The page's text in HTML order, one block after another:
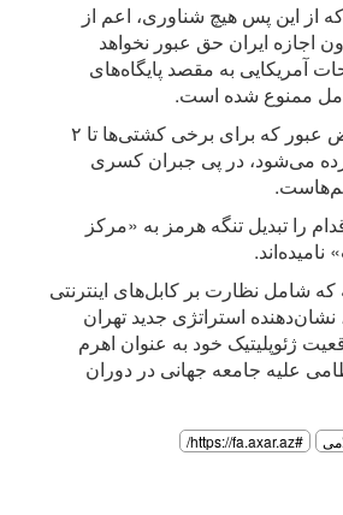
که از این پس هیچ شناوری، اعم از
اجازه ایران حق عبور نخواهد
آمریکایی به مقصد پایگاه‌های
ممنوع شده است.
تهران با وضع عوارض عبور که برای برخی کشتی‌ها تا ۲
زده می‌شود، در پی جبران کسری
را تبدیل تنگه هرمز به «مرکز
که شامل نظارت بر کابل‌های اینترنتی
نشان‌دهنده استراتژی جدید تهران
ژئوپلیتیک خود به عنوان اهرم
علیه جامعه جهانی در دوران
#https://fa.axar.az/